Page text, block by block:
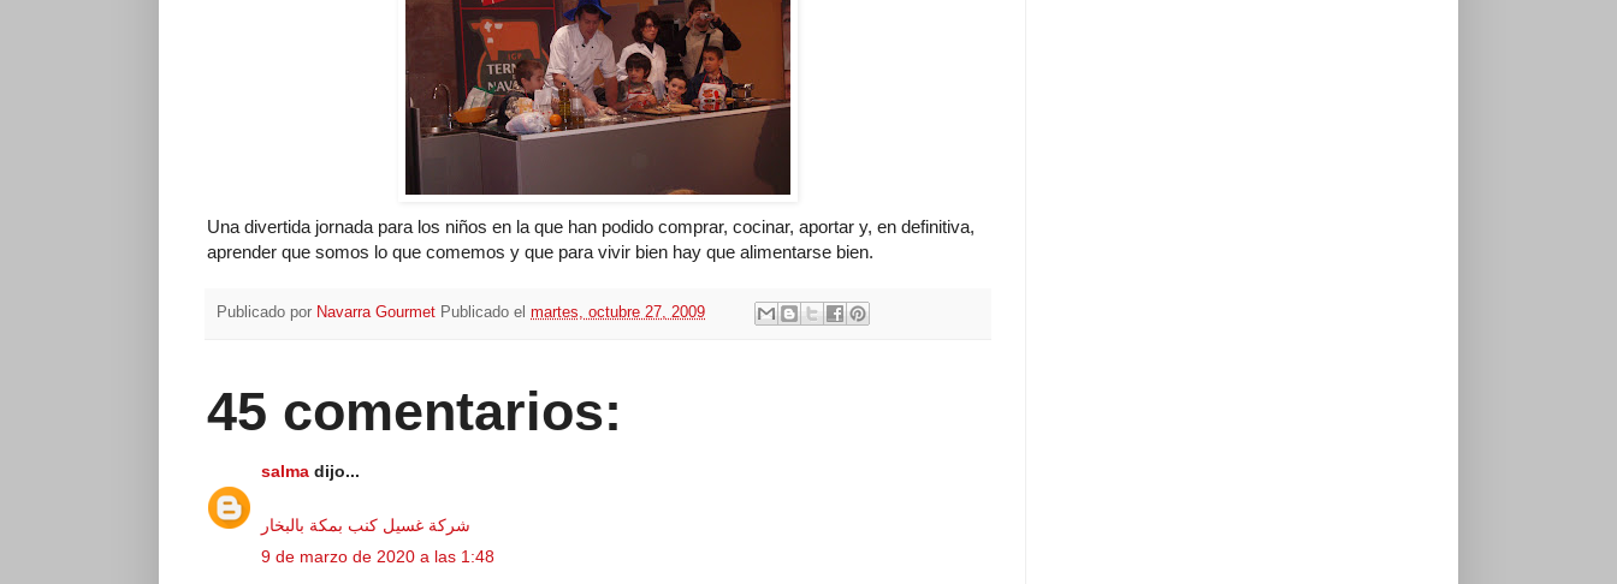
Una divertida jornada para los niños en la que han podido comprar, cocinar, aportar y, en definitiva,
aprender que somos lo que comemos y que para vivir bien hay que alimentarse bien.
Publicado por Navarra Gourmet Publicado el martes, octubre 27, 2009
45 comentarios:
salma dijo...
شركة غسيل كنب بمكة بالبخار
9 de marzo de 2020 a las 1:48